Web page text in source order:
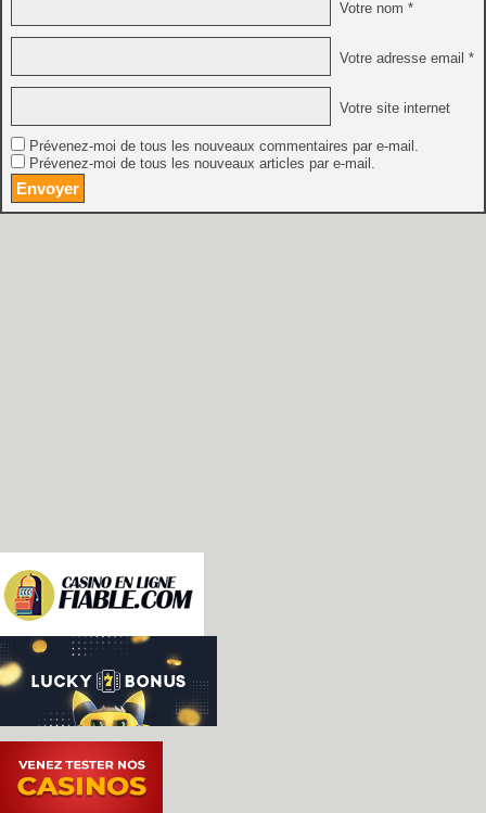
Votre nom *
Votre adresse email *
Votre site internet
Prévenez-moi de tous les nouveaux commentaires par e-mail.
Prévenez-moi de tous les nouveaux articles par e-mail.